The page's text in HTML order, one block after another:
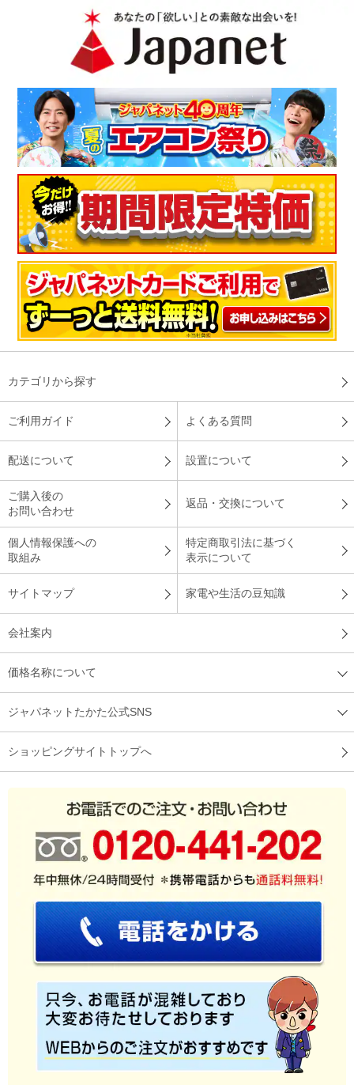
カテゴリから探す
ご利用ガイド よくある質問
配送について 設置について
ご購入後の
お問い合わせ
返品・交換について
個人情報保護への
取組み
特定商取引法に基づく
表示について
サイトマップ 家電や生活の豆知識
会社案内
価格名称について
ジャパネットたかた公式SNS
ショッピングサイトトップへ